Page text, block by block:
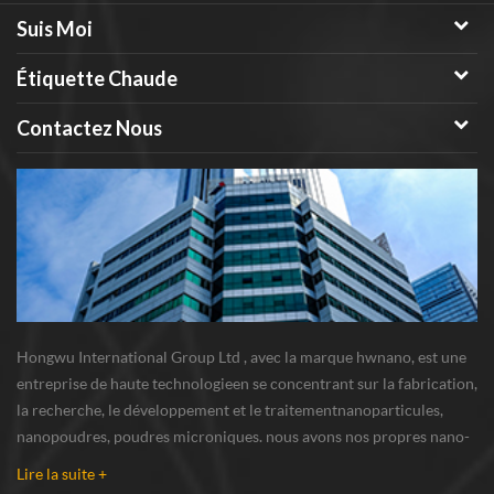
Suis Moi
Étiquette Chaude
Contactez Nous
Hongwu International Group Ltd , avec la marque hwnano, est une
entreprise de haute technologieen se concentrant sur la fabrication,
la recherche, le développement et le traitementnanoparticules,
nanopoudres, poudres microniques. nous avons nos propres nano-
Lire la suite +